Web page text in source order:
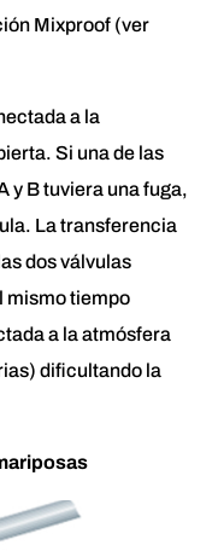
Mixproof (ver
a la
Si una de las
y B tuviera una fuga,
La transferencia
dos válvulas
mismo tiempo
a la atmósfera
dificultando la